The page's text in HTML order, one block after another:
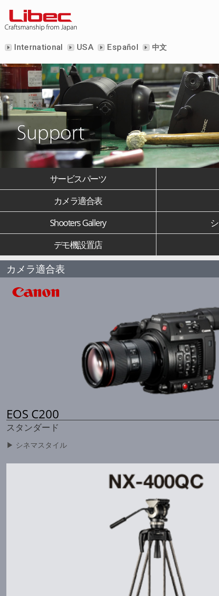
International USA Español 中文
サービスパーツ
カメラ適合表
Shooters Gallery
デモ機設置店
カメラ適合表
EOS C200
スタンダード
▶ シネマスタイル